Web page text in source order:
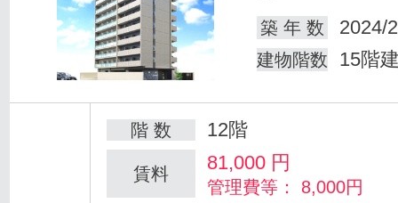
築 年 数
2024/
建物階数 15階
階 数 12階
賃料 81,000 円
管理費等： 8,000円